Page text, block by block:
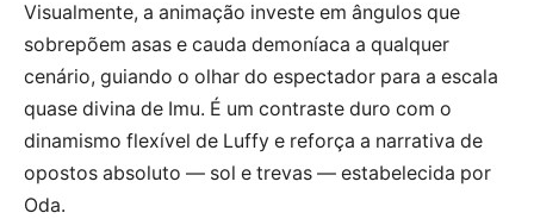
Visualmente, a animação investe em ângulos que
sobrepõem asas e cauda demoníaca a qualquer
cenário, guiando o olhar do espectador para a escala
quase divina de Imu. É um contraste duro com o
dinamismo flexível de Luffy e reforça a narrativa de
opostos absoluto — sol e trevas — estabelecida por
Oda.